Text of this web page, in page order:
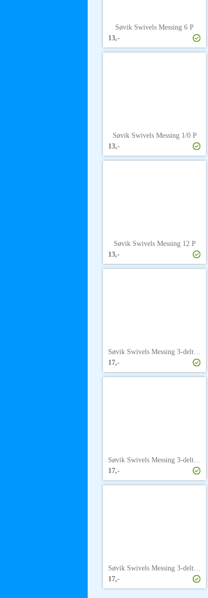
Søvik Swivels Messing 6 P
13,-
Søvik Swivels Messing 1/0 P
13,-
Søvik Swivels Messing 12 P
13,-
Søvik Swivels Messing 3-delt 1 P
17,-
Søvik Swivels Messing 3-delt 6 P
17,-
Søvik Swivels Messing 3-delt 12 P
17,-